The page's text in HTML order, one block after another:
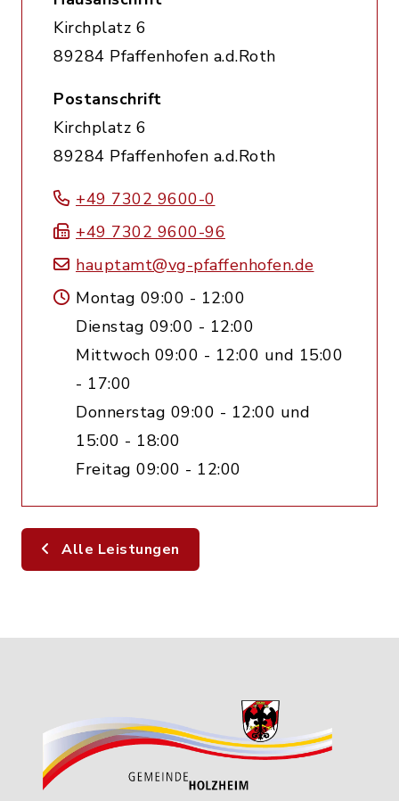
Kirchplatz 6
89284 Pfaffenhofen a.d.Roth
Postanschrift
Kirchplatz 6
89284 Pfaffenhofen a.d.Roth
+49 7302 9600-0
+49 7302 9600-96
hauptamt@vg-pfaffenhofen.de
Montag 09:00 - 12:00
Dienstag 09:00 - 12:00
Mittwoch 09:00 - 12:00 und 15:00
- 17:00
Donnerstag 09:00 - 12:00 und
15:00 - 18:00
Freitag 09:00 - 12:00
Alle Leistungen